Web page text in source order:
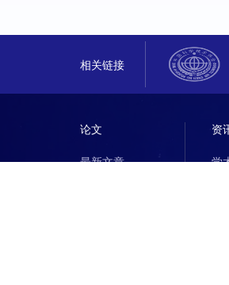
相关链接
论文
最新文章
资
学